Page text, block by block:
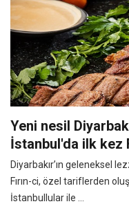
Yeni nesil
İstanbul'da ilk kez
Diyarbakır’ın geleneksel
Fırın-ci, özel tariflerden
İstanbullular ile ...